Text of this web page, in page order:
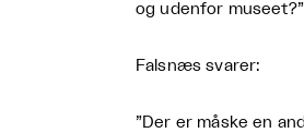
og udenfor museet?”
Falsnæs svarer:
”Der er måske en